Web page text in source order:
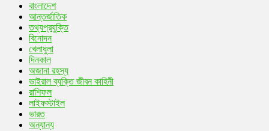
বাংলাদেশ
আন্তর্জাতিক
তথ্যপ্রযুক্তি
বিনোদন
খেলাধুলা
দিনকাল
অজানা রহস্য
ভাইরাল ব্যক্তি জীবন কাহিনী
রাশিফল
লাইফস্টাইল
ভারত
অন্যান্য